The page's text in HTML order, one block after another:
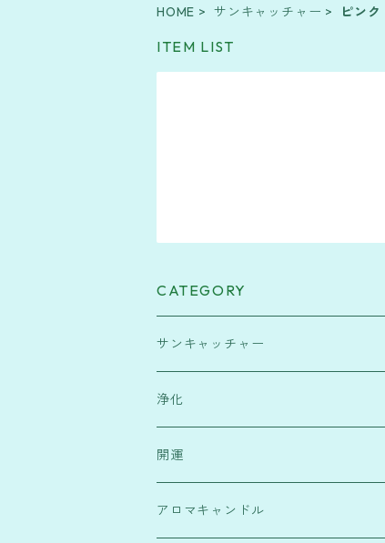
HOME サンキャッチャー ピン
ITEM LIST
CATEGORY
サンキャッチャー
緑・健康運
水色・高次元宇宙と繋がり
赤・行動力
浄化
塩
浄化スプレー
開運
霊符
アロマキャンドル